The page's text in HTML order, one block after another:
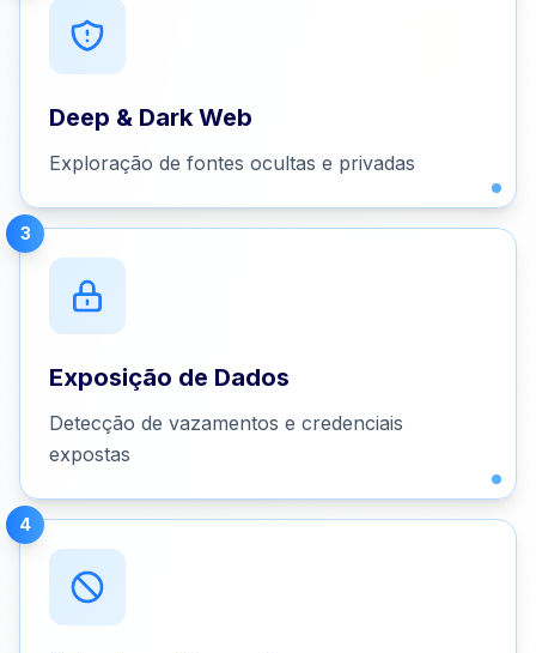
Deep & Dark Web
Exploração de fontes ocultas e privadas
3
Exposição de Dados
Detecção de vazamentos e credenciais
expostas
4